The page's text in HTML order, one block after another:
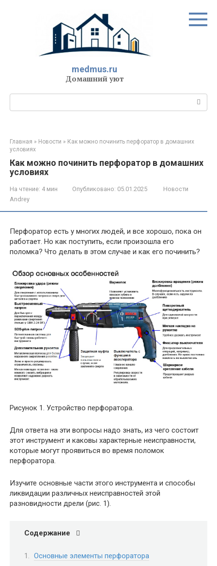
medmus.ru
Домашний уют
Главная » Новости » Как можно починить перфоратор в домашних
условиях
Как можно починить перфоратор в домашних
условиях
На чтение: 4 мин Опубликовано: 05.01.2025
Новости
Andrey
Перфоратор есть у многих людей, и все хорошо, пока он
работает. Но как поступить, если произошла его
поломка? Что делать в этом случае и как его починить?
Рисунок 1. Устройство перфоратора.
Для ответа на эти вопросы надо знать, из чего состоит
этот инструмент и каковы характерные неисправности,
которые могут проявиться во время поломок
перфоратора.
Изучите основные части этого инструмента и способы
ликвидации различных неисправностей этой
разновидности дрели (рис. 1).
Содержание
Основные элементы перфоратора